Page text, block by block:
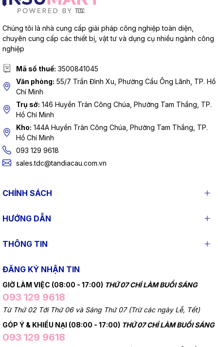
Chúng tôi là nhà cung cấp giải pháp công nghiệp toàn diện,
chuyên cung cấp các thiết bị, vật tư và dụng cụ nhiều ngành công
nghiệp
Mã số thuế: 3500841045
Văn phòng: 55/7 Trần Đình Xu, Phường Cầu Ông Lãnh, TP. Hồ
Chí Minh
Trụ sở: 146 Huyền Trân Công Chúa, Phường Tam Thắng, TP.
Hồ Chí Minh
Kho: 144A Huyền Trân Công Chúa, Phường Tam Thắng, TP.
Hồ Chí Minh
093 129 9618
sales.tdc@tandiacau.com.vn
CHÍNH SÁCH
HƯỚNG DẪN
THÔNG TIN
ĐĂNG KÝ NHẬN TIN
GIỜ LÀM VIỆC (08:00 - 17:00) THỨ 07 CHỈ LÀM BUỔI SÁNG
093 129 9618
Từ Thứ 02 Tới Thứ 06 và Sáng Thứ 07 (Trừ các ngày Lễ, Tết)
GÓP Ý & KHIẾU NẠI (08:00 - 17:00) THỨ 07 CHỈ LÀM BUỔI SÁNG
093 129 9618